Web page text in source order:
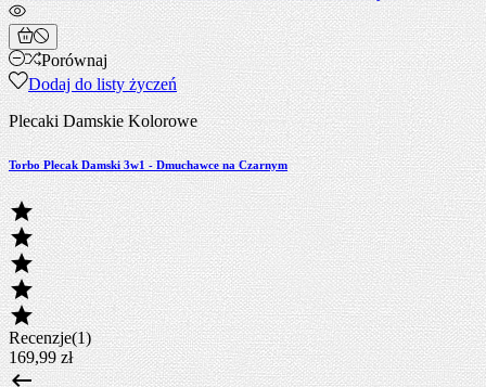
Porównaj
Dodaj do listy życzeń
Plecaki Damskie Kolorowe
Torbo Plecak Damski 3w1 - Dmuchawce na Czarnym





Recenzje(1)
169,99 zł
